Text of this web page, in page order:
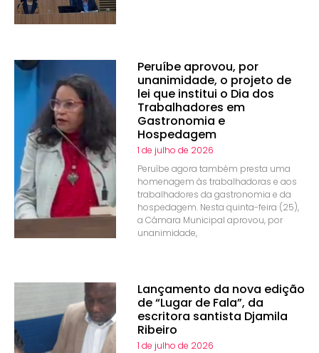
Peruíbe aprovou, por
unanimidade, o projeto de
lei que institui o Dia dos
Trabalhadores em
Gastronomia e
Hospedagem
1 de julho de 2026
Peruíbe agora também presta uma
homenagem às trabalhadoras e aos
trabalhadores da gastronomia e da
hospedagem. Nesta quinta-feira (25),
a Câmara Municipal aprovou, por
unanimidade,
Lançamento da nova edição
de “Lugar de Fala”, da
escritora santista Djamila
Ribeiro
1 de julho de 2026